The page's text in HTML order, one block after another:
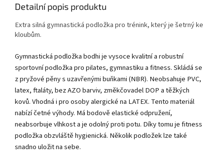
Detailní popis produktu
Extra silná gymnastická podložka pro trénink, který je šetrný ke
kloubům.
Gymnastická podložka bodhi je vysoce kvalitní a robustní
sportovní podložka pro pilates, gymnastiku a fitness. Skládá se
z pryžové pěny s uzavřenými buňkami (NBR). Neobsahuje PVC,
latex, ftaláty, bez AZO barviv, změkčovadel DOP a těžkých
kovů. Vhodná i pro osoby alergické na LATEX. Tento materiál
nabízí četné výhody. Má bodově elastické odpružení,
neabsorbuje vlhkost a je odolný proti potu. Díky tomu je fitness
podložka obzvláště hygienická. Několik podložek lze také
snadno uložit na sebe.